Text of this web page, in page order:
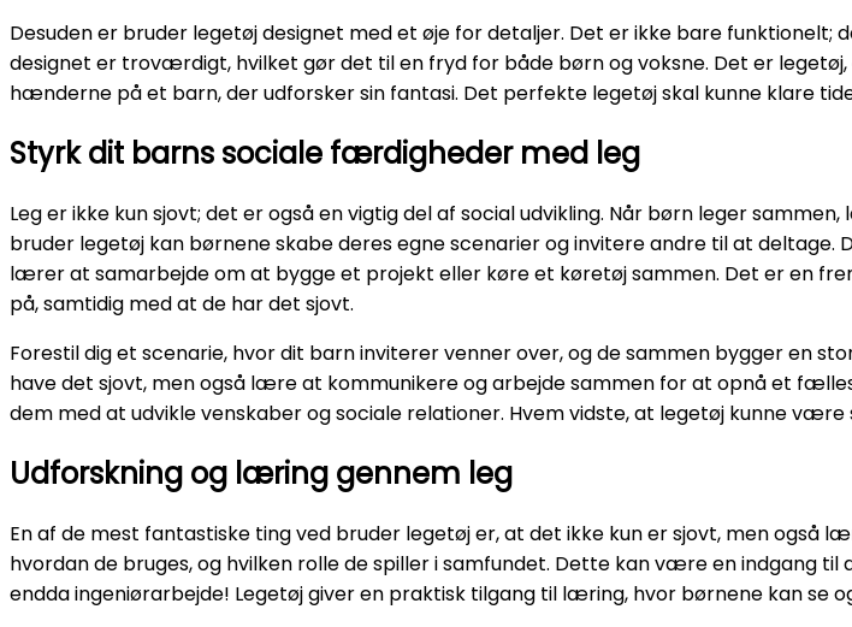
Desuden er bruder legetøj designet med et øje for detaljer. Det er ikke bare
designet er troværdigt, hvilket gør det til en fryd for både børn og voksne. Det er
hænderne på et barn, der udforsker sin fantasi. Det perfekte legetøj skal kunne klare
Styrk dit barns sociale færdigheder med leg
Leg er ikke kun sjovt; det er også en vigtig del af social udvikling. Når børn leger
bruder legetøj kan børnene skabe deres egne scenarier og invitere andre til at
lærer at samarbejde om at bygge et projekt eller køre et køretøj sammen. Det er en
på, samtidig med at de har det sjovt.
Forestil dig et scenarie, hvor dit barn inviterer venner over, og de sammen bygger en
have det sjovt, men også lære at kommunikere og arbejde sammen for at opnå et
dem med at udvikle venskaber og sociale relationer. Hvem vidste, at legetøj kunne
Udforskning og læring gennem leg
En af de mest fantastiske ting ved bruder legetøj er, at det ikke kun er sjovt, men
hvordan de bruges, og hvilken rolle de spiller i samfundet. Dette kan være en indgang
endda ingeniørarbejde! Legetøj giver en praktisk tilgang til læring, hvor børnene kan se